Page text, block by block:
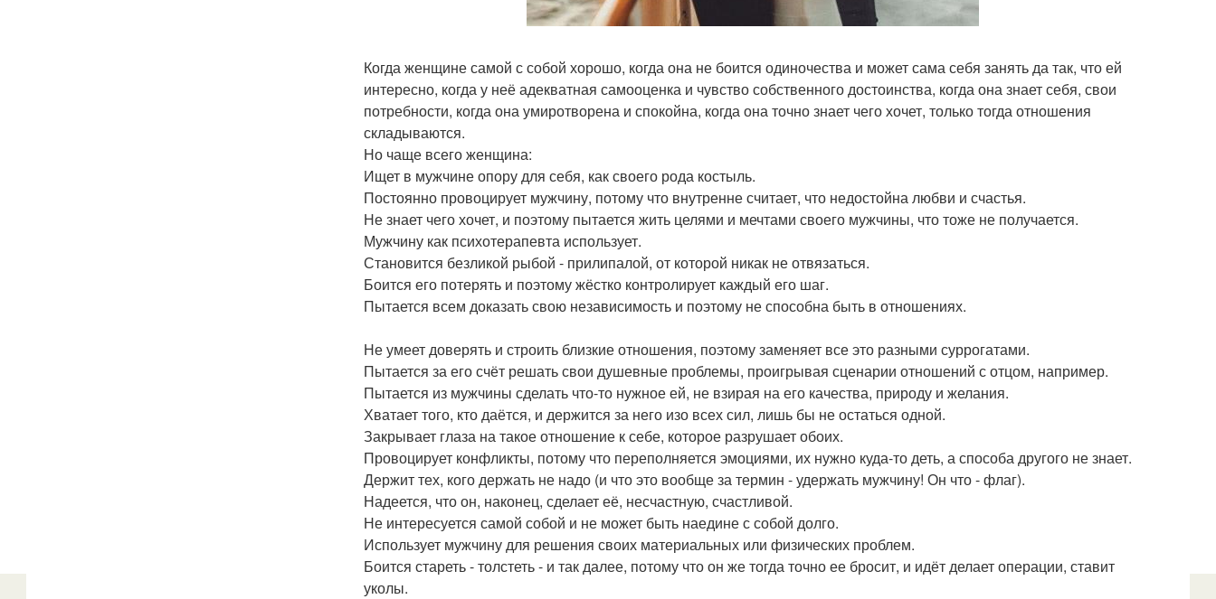
Когда женщине самой с собой хорошо, когда она не боится одиночества и может сама себя занять да так, что ей
интересно, когда у неё адекватная самооценка и чувство собственного достоинства, когда она знает себя, свои
потребности, когда она умиротворена и спокойна, когда она точно знает чего хочет, только тогда отношения
складываются.
Но чаще всего женщина:
Ищет в мужчине опору для себя, как своего рода костыль.
Постоянно провоцирует мужчину, потому что внутренне считает, что недостойна любви и счастья.
Не знает чего хочет, и поэтому пытается жить целями и мечтами своего мужчины, что тоже не получается.
Мужчину как психотерапевта использует.
Становится безликой рыбой - прилипалой, от которой никак не отвязаться.
Боится его потерять и поэтому жёстко контролирует каждый его шаг.
Пытается всем доказать свою независимость и поэтому не способна быть в отношениях.
Не умеет доверять и строить близкие отношения, поэтому заменяет все это разными суррогатами.
Пытается за его счёт решать свои душевные проблемы, проигрывая сценарии отношений с отцом, например.
Пытается из мужчины сделать что-то нужное ей, не взирая на его качества, природу и желания.
Хватает того, кто даётся, и держится за него изо всех сил, лишь бы не остаться одной.
Закрывает глаза на такое отношение к себе, которое разрушает обоих.
Провоцирует конфликты, потому что переполняется эмоциями, их нужно куда-то деть, а способа другого не знает.
Держит тех, кого держать не надо (и что это вообще за термин - удержать мужчину! Он что - флаг).
Надеется, что он, наконец, сделает её, несчастную, счастливой.
Не интересуется самой собой и не может быть наедине с собой долго.
Использует мужчину для решения своих материальных или физических проблем.
Боится стареть - толстеть - и так далее, потому что он же тогда точно ее бросит, и идёт делает операции, ставит
уколы.